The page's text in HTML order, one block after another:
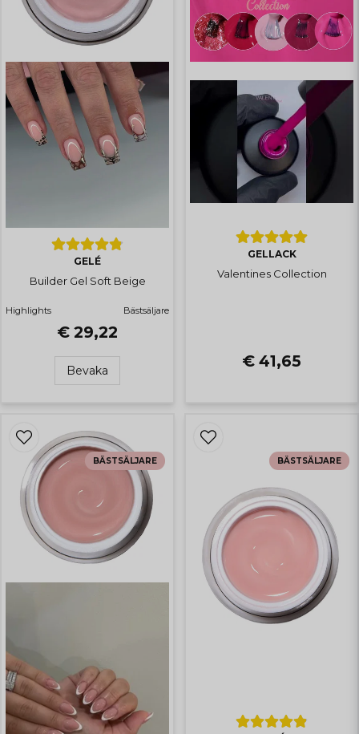
GELÉ
Builder Gel Soft Beige
Highlights Bästsäljare
€ 29,22
Bevaka
GELLACK
Valentines Collection
€ 41,65
BÄSTSÄLJARE BÄSTSÄLJARE